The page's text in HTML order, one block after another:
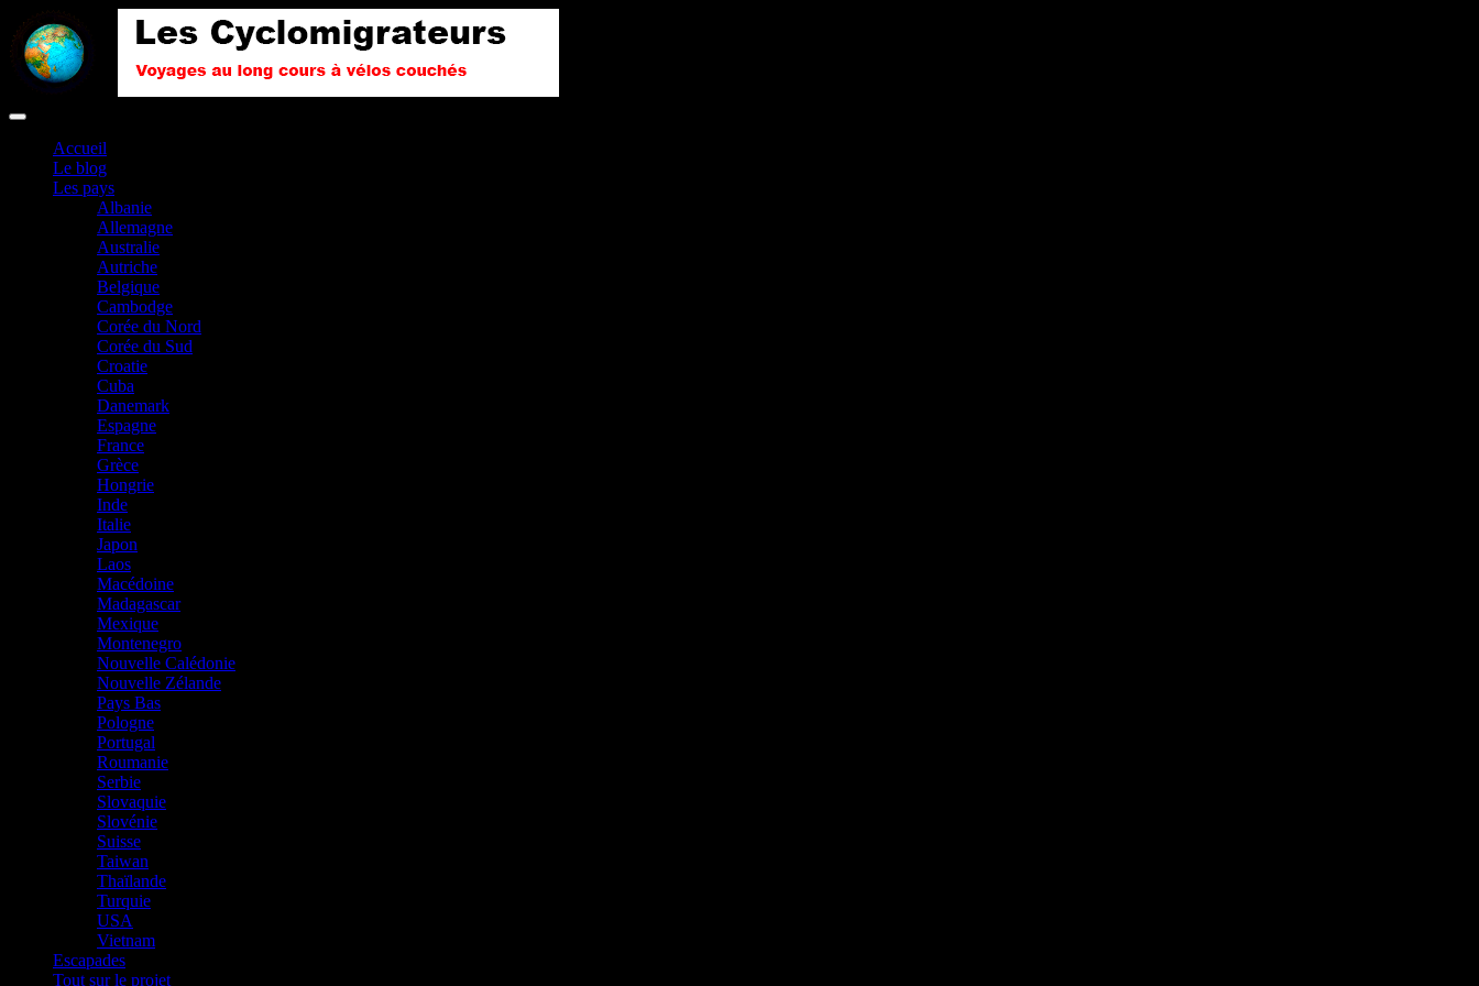
Accueil
Le blog
Les pays
Albanie
Allemagne
Australie
Autriche
Belgique
Cambodge
Corée du Nord
Corée du Sud
Croatie
Cuba
Danemark
Espagne
France
Grèce
Hongrie
Inde
Italie
Japon
Laos
Macédoine
Madagascar
Mexique
Montenegro
Nouvelle Calédonie
Nouvelle Zélande
Pays Bas
Pologne
Portugal
Roumanie
Serbie
Slovaquie
Slovénie
Suisse
Taiwan
Thaïlande
Turquie
USA
Vietnam
Escapades
Tout sur le projet